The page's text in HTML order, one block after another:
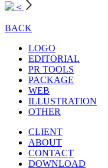
BACK
LOGO
EDITORIAL
PR TOOLS
PACKAGE
WEB
ILLUSTRATION
OTHER
CLIENT
ABOUT
CONTACT
DOWNLOAD